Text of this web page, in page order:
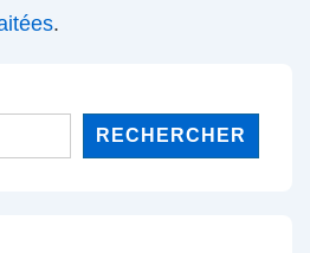
.
RECHERCHER